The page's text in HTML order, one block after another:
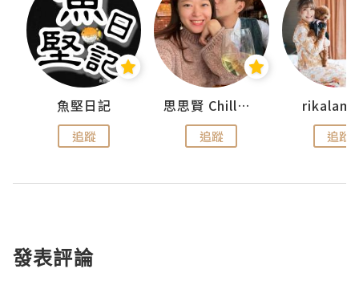
魚堅日記
追蹤
思思賢 ChillMyBabe
追蹤 追蹤
發表評論